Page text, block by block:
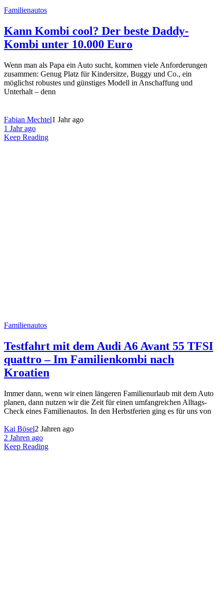
Familienautos
Kann Kombi cool? Der beste Daddy-
Kombi unter 10.000 Euro
Wenn man als Papa ein Auto sucht, kommen viele Anforderungen
zusammen: Genug Platz für Kindersitze, Buggy und Co., ein
möglichst robustes und günstiges Modell in Anschaffung und
Unterhalt – denn
Fabian Mechtel1 Jahr ago
1 Jahr ago
Keep Reading
Familienautos
Testfahrt mit dem Audi A6 Avant 55 TFSI
quattro – Im Familienkombi nach
Kroatien
Immer dann, wenn wir einen längeren Familienurlaub mit dem Auto
planen, dann nutzen wir die Zeit für einen umfangreichen Alltags-
Check eines Familienautos. In den Herbstferien ging es für uns von
Kai Bösel2 Jahren ago
2 Jahren ago
Keep Reading